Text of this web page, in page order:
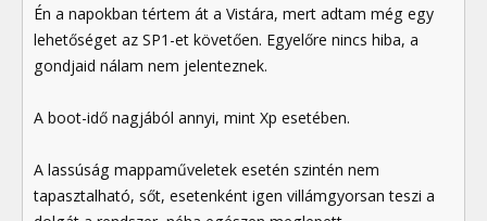
Én a napokban tértem át a Vistára, mert adtam még egy
lehetőséget az SP1-et követően. Egyelőre nincs hiba, a
gondjaid nálam nem jelenteznek.
A boot-idő nagjából annyi, mint Xp esetében.
A lassúság mappaműveletek esetén szintén nem
tapasztalható, sőt, esetenként igen villámgyorsan teszi a